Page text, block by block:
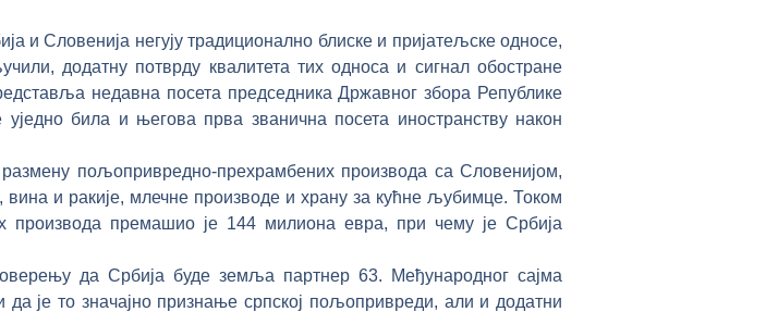
Словенија негују традиционално блиске и пријатељске односе,
додатну потврду квалитета тих односа и сигнал обостране
недавна посета председника Државног збора Републике
била и његова прва званична посета иностранству након
размену пољопривредно-прехрамбених производа са Словенијом,
и ракије, млечне производе и храну за кућне љубимце. Током
производа премашио је 144 милиона евра, при чему је Србија
да Србија буде земља партнер 63. Међународног сајма
је то значајно признање српској пољопривреди, али и додатни